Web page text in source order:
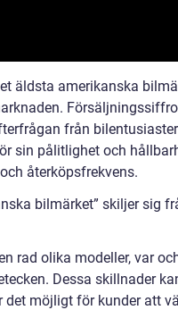
äldsta amerikanska
från
sin pålitlighet och
återköpsfrekvens.
bilmärket” skiljer sig
rad olika modeller, var
Dessa skillnader
det möjligt för kunder att